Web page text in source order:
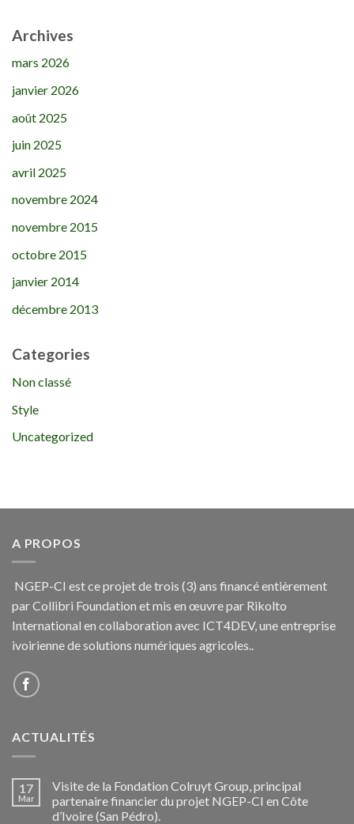
Archives
mars 2026
janvier 2026
août 2025
juin 2025
avril 2025
novembre 2024
novembre 2015
octobre 2015
janvier 2014
décembre 2013
Categories
Non classé
Style
Uncategorized
A PROPOS
NGEP-CI est ce projet de trois (3) ans financé entièrement
par Collibri Foundation et mis en œuvre par Rikolto
International en collaboration avec ICT4DEV, une entreprise
ivoirienne de solutions numériques agricoles..
ACTUALITÉS
17
Mar
Visite de la Fondation Colruyt Group, principal
partenaire financier du projet NGEP-CI en Côte
d’Ivoire (San Pédro).